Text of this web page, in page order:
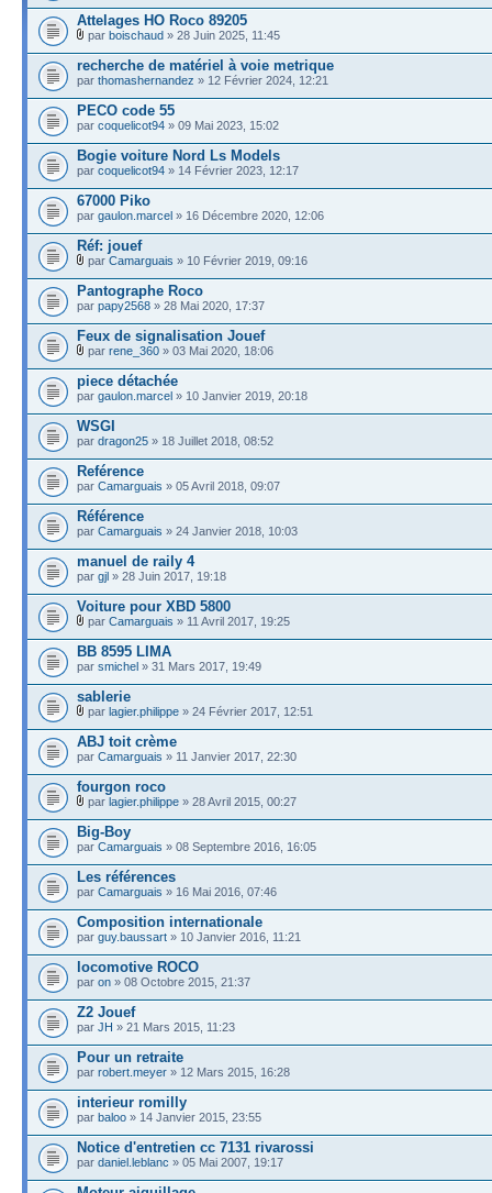
Attelages HO Roco 89205
par boischaud » 28 Juin 2025, 11:45
recherche de matériel à voie metrique
par thomashernandez » 12 Février 2024, 12:21
PECO code 55
par coquelicot94 » 09 Mai 2023, 15:02
Bogie voiture Nord Ls Models
par coquelicot94 » 14 Février 2023, 12:17
67000 Piko
par gaulon.marcel » 16 Décembre 2020, 12:06
Réf: jouef
par Camarguais » 10 Février 2019, 09:16
Pantographe Roco
par papy2568 » 28 Mai 2020, 17:37
Feux de signalisation Jouef
par rene_360 » 03 Mai 2020, 18:06
piece détachée
par gaulon.marcel » 10 Janvier 2019, 20:18
WSGI
par dragon25 » 18 Juillet 2018, 08:52
Reférence
par Camarguais » 05 Avril 2018, 09:07
Référence
par Camarguais » 24 Janvier 2018, 10:03
manuel de raily 4
par gjl » 28 Juin 2017, 19:18
Voiture pour XBD 5800
par Camarguais » 11 Avril 2017, 19:25
BB 8595 LIMA
par smichel » 31 Mars 2017, 19:49
sablerie
par lagier.philippe » 24 Février 2017, 12:51
ABJ toit crème
par Camarguais » 11 Janvier 2017, 22:30
fourgon roco
par lagier.philippe » 28 Avril 2015, 00:27
Big-Boy
par Camarguais » 08 Septembre 2016, 16:05
Les références
par Camarguais » 16 Mai 2016, 07:46
Composition internationale
par guy.baussart » 10 Janvier 2016, 11:21
locomotive ROCO
par on » 08 Octobre 2015, 21:37
Z2 Jouef
par JH » 21 Mars 2015, 11:23
Pour un retraite
par robert.meyer » 12 Mars 2015, 16:28
interieur romilly
par baloo » 14 Janvier 2015, 23:55
Notice d'entretien cc 7131 rivarossi
par daniel.leblanc » 05 Mai 2007, 19:17